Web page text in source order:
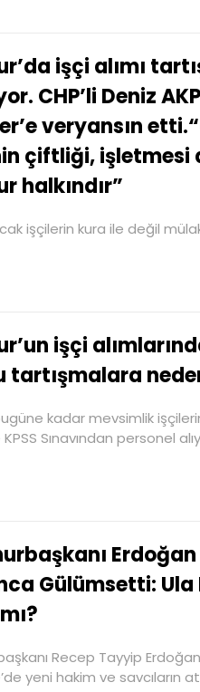
işçi alımı
CHP’li Deniz
veryansın
çiftliği, işletmesi
halkındır”
işçilerin kura ile değil
işçi
tartışmalara
kadar mevsimlik
KPSS Sınavından personel
Erdoğan
Gülümsetti: Ula
Recep Tayyip
yeni hakim ve savcıların